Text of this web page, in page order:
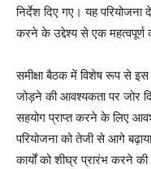
निर्देश दिए गए। यह
करने के उद्देश्य से एक महत्वपूर्ण
समीक्षा बैठक में विशेष रूप से इस
जोड़ने की आवश्यकता पर जोर
सहयोग प्राप्त करने के लिए
परियोजना को तेजी से आगे
कार्यों को शीघ्र प्रारंभ करने की